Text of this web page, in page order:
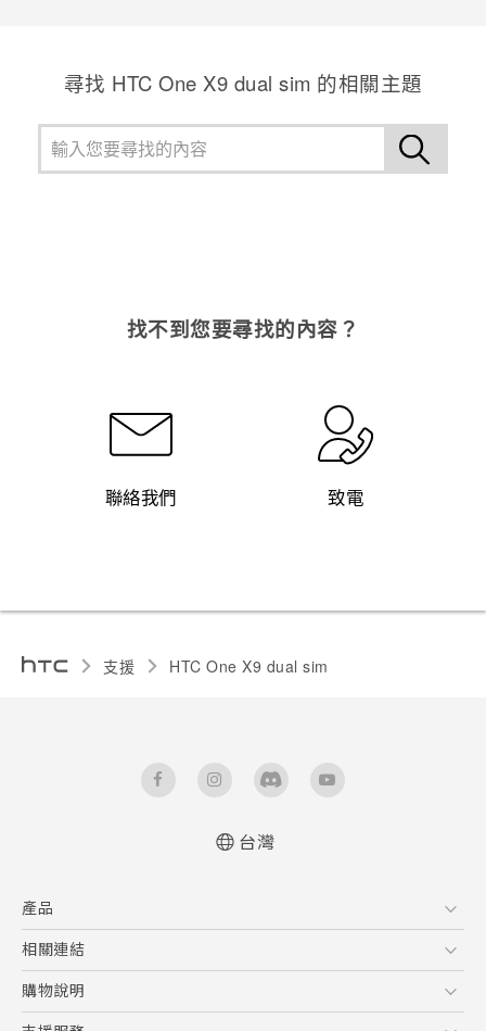
尋找 HTC One X9 dual sim 的相關主題
找不到您要尋找的內容？
聯絡我們 致電
支援 HTC One X9 dual sim‎
台灣
產品
5G
智慧型手機
配件
相關連結
HTC Research
購物說明